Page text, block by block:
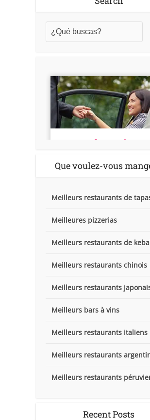
Que voulez-vous
Meilleurs restaurants de
Meilleures pizzerias
Meilleurs restaurants de
Meilleurs restaurants chinois
Meilleurs restaurants
Meilleurs bars à vins
Meilleurs restaurants italiens
Meilleurs restaurants
Meilleurs restaurants
Recent Posts